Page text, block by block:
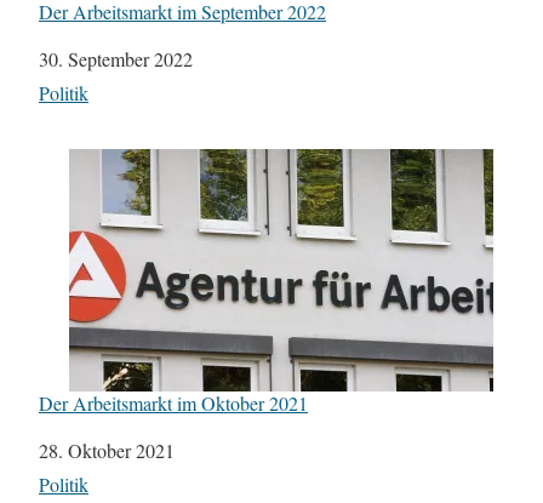
Der Arbeitsmarkt im September 2022
Datum
30. September 2022
In Bezug auf
Politik
Der Arbeitsmarkt im Oktober 2021
Datum
28. Oktober 2021
In Bezug auf
Politik